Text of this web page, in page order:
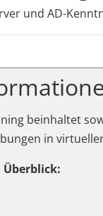
und AD-
beinhaltet
in